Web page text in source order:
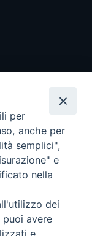
riservati - Vita
per
anche per
semplici",
e
nella
dei
avere